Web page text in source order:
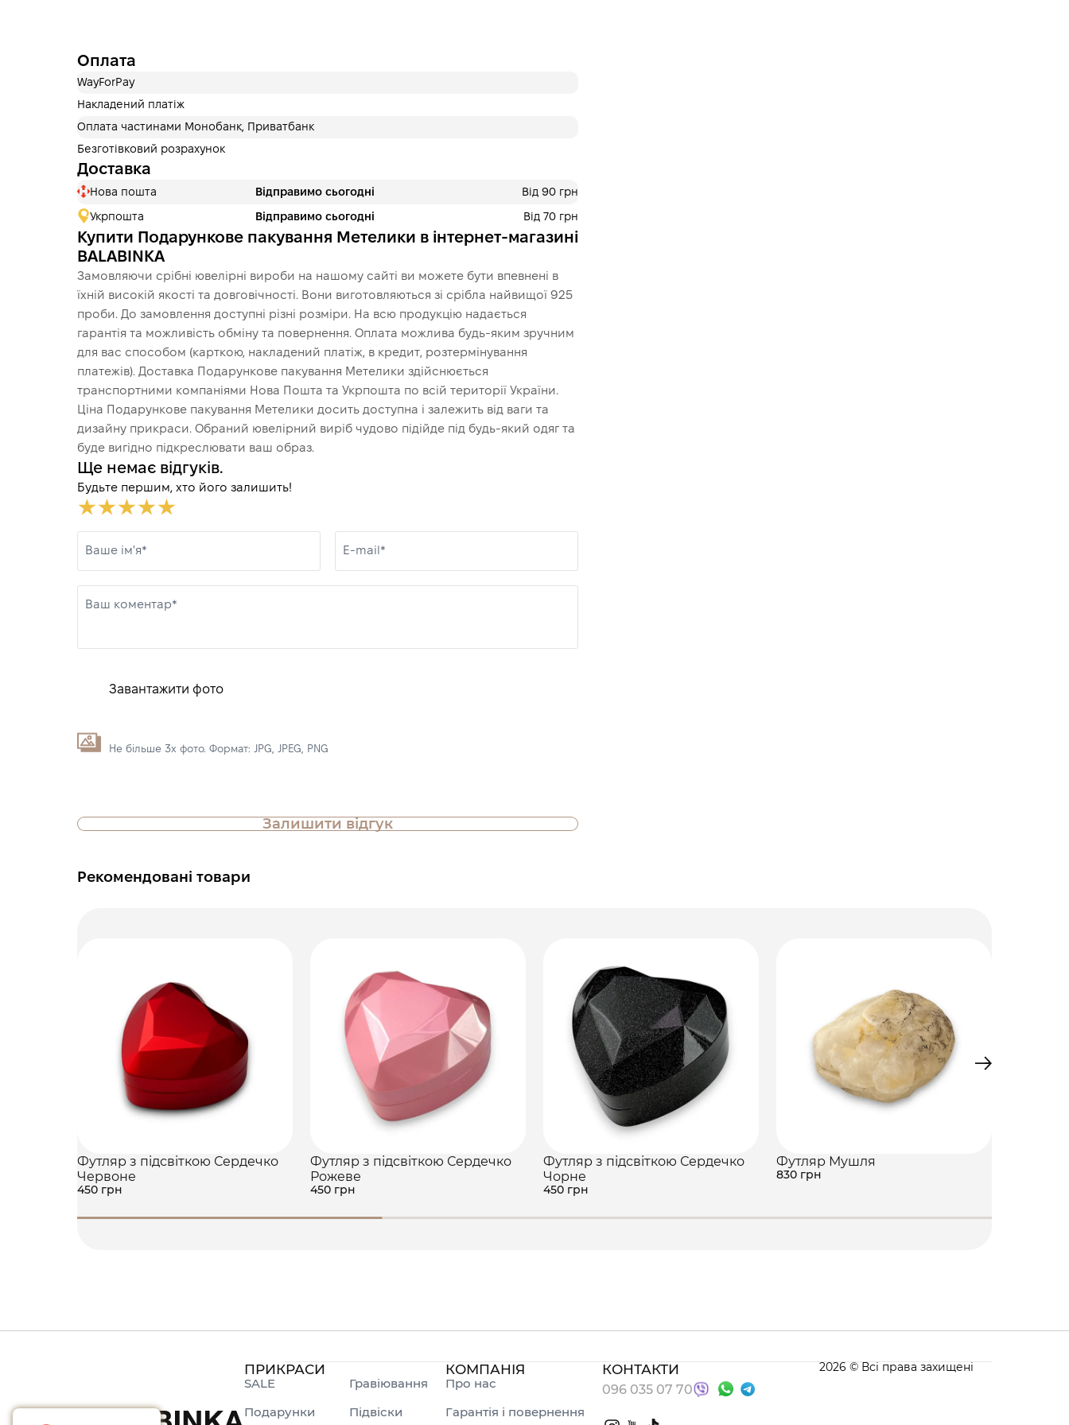
кроку.
Оплата
WayForPay
Накладений платіж
Оплата частинами Монобанк, Приватбанк
Безготівковий розрахунок
Доставка
Нова пошта Відправимо сьогодні Від 90 грн
Укрпошта Відправимо сьогодні Від 70 грн
Купити Подaрункове пакування Метелики в інтернет-магазині
BALABINKA
Замовляючи срібні ювелірні вироби на нашому сайті ви можете бути впевнені в
їхній високій якості та довговічності. Вони виготовляються зі срібла найвищої 925
проби. До замовлення доступні різні розміри. На всю продукцію надається
гарантія та можливість обміну та повернення. Оплата можлива будь-яким зручним
для вас способом (карткою, накладений платіж, в кредит, розтермінування
платежів). Доставка Подaрункове пакування Метелики здійснюється
транспортними компаніями Нова Пошта та Укрпошта по всій території України.
Ціна Подaрункове пакування Метелики досить доступна і залежить від ваги та
дизайну прикраси. Обраний ювелірний виріб чудово підійде під будь-який одяг та
буде вигідно підкреслювати ваш образ.
Ще немає відгуків.
Будьте першим, хто його залишить!
Ваше ім'я* E-mail*
Ваш коментар*
Завантажити фото
Не більше 3х фото. Формат: JPG, JPEG, PNG
Залишити відгук
Рекомендовані товари
Футляр з підсвіткою Сердечко
Червоне
450 грн
Футляр з підсвіткою Сердечко
Рожеве
450 грн
Футляр з підсвіткою Сердечко
Чорне
450 грн
Футляр Мушля
830 грн
ПРИКРАСИ
SALE
Гравіювання
Подарунки
Підвіски
КОМПАНІЯ
Про нас
Гарантія і повернення
КОНТАКТИ
096 035 07 70
2026 © Всі права захищені